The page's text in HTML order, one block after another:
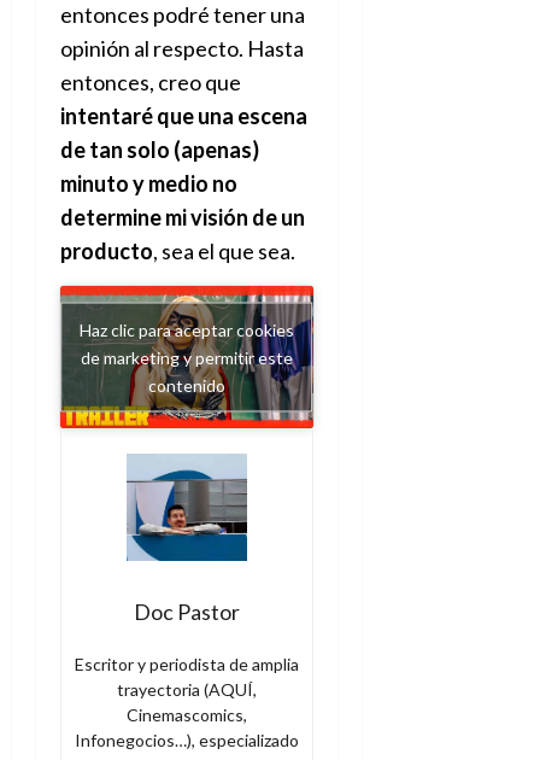
entonces podré tener una
opinión al respecto. Hasta
entonces, creo que
intentaré que una escena
de tan solo (apenas)
minuto y medio no
determine mi visión de un
producto, sea el que sea.
Haz clic para aceptar cookies
de marketing y permitir este
contenido
Doc Pastor
Escritor y periodista de amplia
trayectoria (AQUÍ,
Cinemascomics,
Infonegocios…), especializado